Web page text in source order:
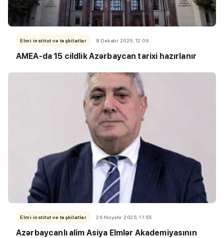
Elmi institut və təşkilatlar 8 Dekabr 2025, 12:09
AMEA-da 15 cildlik Azərbaycan tarixi hazırlanır
Elmi institut və təşkilatlar 26 Noyabr 2025, 11:55
Azərbaycanlı alim Asiya Elmlər Akademiyasının